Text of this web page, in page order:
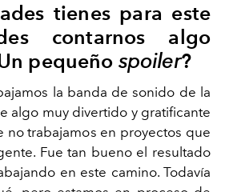
tienes para este
contarnos algo
pequeño spoiler?
la banda de sonido de la
algo muy divertido y gratificante
no trabajamos en proyectos que
Fue tan bueno el resultado
en este camino. Todavía